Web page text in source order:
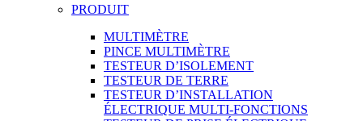
PRODUIT
MULTIMÈTRE
PINCE MULTIMÈTRE
TESTEUR D’ISOLEMENT
TESTEUR DE TERRE
TESTEUR D’INSTALLATION
ÉLECTRIQUE MULTI-FONCTIONS